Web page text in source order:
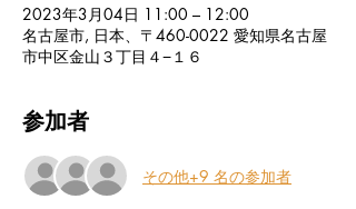
2023年3月04日 11:00 – 12:00
名古屋市, 日本、〒460-0022 愛知県名古屋
市中区金山３丁目４−１６
参加者
その他+9 名の参加者